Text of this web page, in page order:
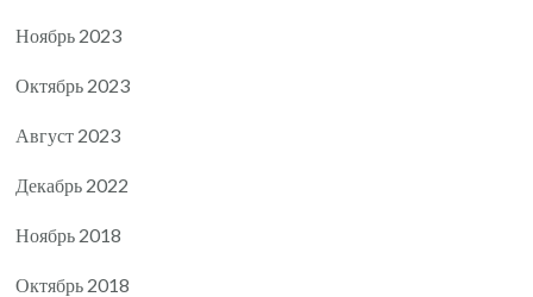
Ноябрь 2023
Октябрь 2023
Август 2023
Декабрь 2022
Ноябрь 2018
Октябрь 2018